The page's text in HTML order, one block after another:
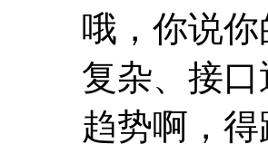
哦，你说你
复杂、接
趋势啊，